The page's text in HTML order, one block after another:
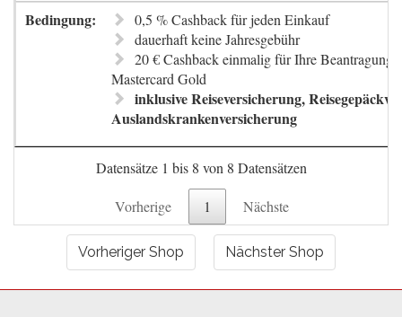
0,5 % Cashback für jeden Einkauf
dauerhaft keine Jahresgebühr
20 € Cashback einmalig für Ihre Beantragung
Mastercard Gold
inklusive Reiseversicherung,
Auslandskrankenversicherung
Datensätze 1 bis 8 von 8 Datensätzen
Vorherige 1 Nächste
Vorheriger Shop Nächster Shop